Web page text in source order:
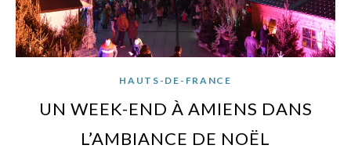
HAUTS-DE-FRANCE
UN WEEK-END À AMIENS DANS
L’AMBIANCE DE NOËL